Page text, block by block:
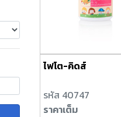
ไฟโต-คิดส์
รหัส 40747
ราคาเต็ม